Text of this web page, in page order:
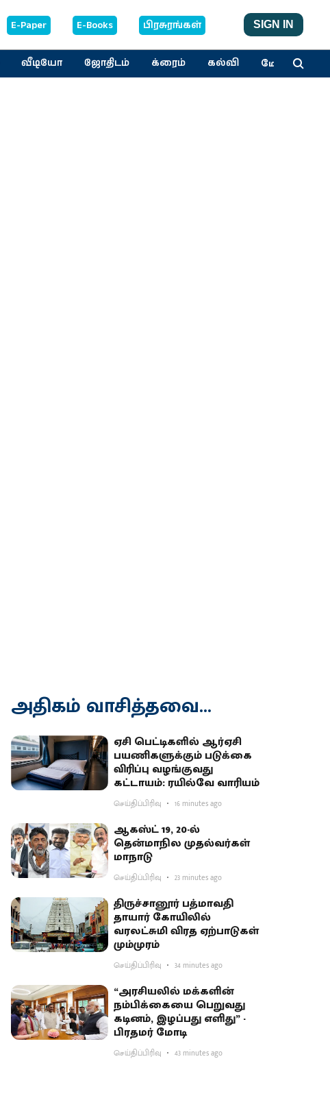
E-Paper E-Books பிரசுரங்கள் SIGN IN
வீடியோ ஜோதிடம் க்ரைம் கல்வி மேலும்
அதிகம் வாசித்தவை...
ஏசி பெட்டிகளில் ஆர்ஏசி
பயணிகளுக்கும் படுக்கை
விரிப்பு வழங்குவது
கட்டாயம்: ரயில்வே வாரியம்
செய்திப்பிரிவு 16 minutes ago
ஆகஸ்ட் 19, 20-ல்
தென்மாநில முதல்வர்கள்
மாநாடு
செய்திப்பிரிவு 23 minutes ago
திருச்சானூர் பத்மாவதி
தாயார் கோயிலில்
வரலட்சுமி விரத ஏற்பாடுகள்
மும்முரம்
செய்திப்பிரிவு 34 minutes ago
“அரசியலில் மக்களின்
நம்பிக்கையை பெறுவது
கடினம், இழப்பது எளிது” -
பிரதமர் மோடி
செய்திப்பிரிவு 43 minutes ago